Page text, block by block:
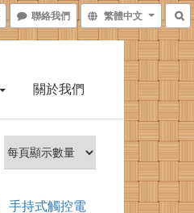
聯絡我們 繁體中文
關於我們